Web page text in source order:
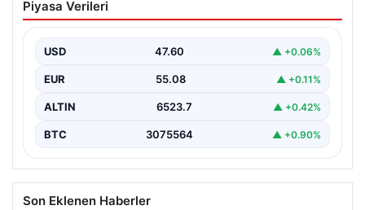
güvencesi Dap vizyonuyla kendi
Piyasa Verileri
USD 47.60 ▲ +0.06%
EUR 55.08 ▲ +0.11%
ALTIN 6523.7 ▲ +0.42%
BTC 3075564 ▲ +0.90%
Son Eklenen Haberler